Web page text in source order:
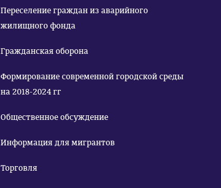
Переселение граждан из аварийного
жилищного фонда
Гражданская оборона
Формирование современной городской среды
на 2018-2024 гг
Общественное обсуждение
Информация для мигрантов
Торговля